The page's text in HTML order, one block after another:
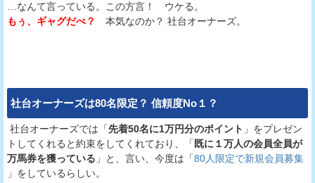
…なんて言っている。この方言！ ウケる。
もぅ、ギャグだべ？
本気なのか？ 社台オーナーズ。
社台オーナーズは80名限定？ 信頼度No１？
社台オーナーズでは「先着50名に1万円分のポイント 」をプレゼン
トしてくれると約束をしてくれており、「 既に１万人の会員全員が
万馬券を獲っている 」と、言い、今度は「80人限定で新規会員募集
」をしているらしい。